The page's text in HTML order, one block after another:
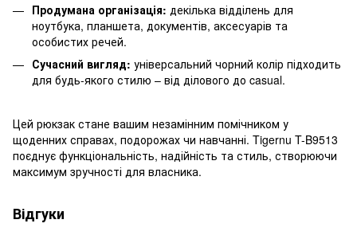
Продумана організація: декілька відділень для
ноутбука, планшета, документів, аксесуарів та
особистих речей.
Сучасний вигляд: універсальний чорний колір підходить
для будь-якого стилю – від ділового до casual.
Цей рюкзак стане вашим незамінним помічником у
щоденних справах, подорожах чи навчанні. Tigernu T-B9513
поєднує функціональність, надійність та стиль, створюючи
максимум зручності для власника.
Відгуки